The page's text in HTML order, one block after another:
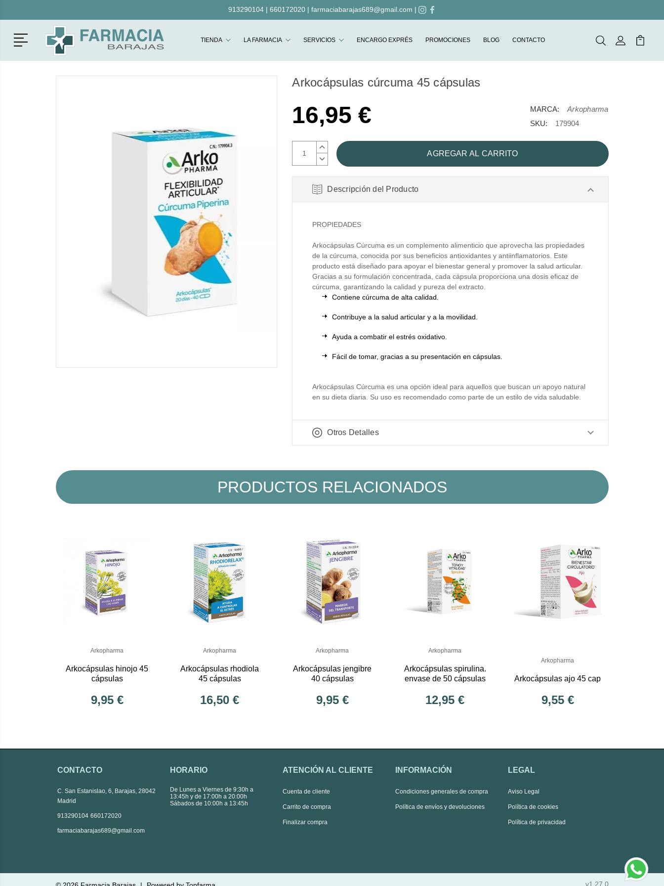
913290104| 660172020| farmaciabarajas689@gmail.com |
Menú TIENDA LA FARMACIA SERVICIOS ENCARGO EXPRÉS PROMOCIONES BLOG CONTACTO BuscarMi Cuenta
Mi
Arkocápsulas cúrcuma 45 cápsulas
16,95 €
AUMENTAR
CANTIDAD:
DISMINUIR
CANTIDAD:
MARCA:
Arkopharma
SKU:
179904
Descripción del Producto
PROPIEDADES
Arkocápsulas Cúrcuma es un complemento alimenticio que aprovecha las propiedades
de la cúrcuma, conocida por sus beneficios antioxidantes y antiinflamatorios. Este
producto está diseñado para apoyar el bienestar general y promover la salud articular.
Gracias a su formulación concentrada, cada cápsula proporciona una dosis eficaz de
cúrcuma, garantizando la calidad y pureza del extracto.
Contiene cúrcuma de alta calidad.
Contribuye a la salud articular y a la movilidad.
Ayuda a combatir el estrés oxidativo.
Fácil de tomar, gracias a su presentación en cápsulas.
Arkocápsulas Cúrcuma es una opción ideal para aquellos que buscan un apoyo natural
en su dieta diaria. Su uso es recomendado como parte de un estilo de vida saludable.
Otros Detalles
PRODUCTOS RELACIONADOS
Arkopharma
Arkocápsulas hinojo 45
cápsulas
9,95 €
Arkopharma
Arkocápsulas rhodiola
45 cápsulas
16,50 €
Arkopharma
Arkocápsulas jengibre
40 cápsulas
9,95 €
Arkopharma
Arkocápsulas spirulina.
envase de 50 cápsulas
12,95 €
Arkopharma
Arkocápsulas ajo 45 cap
9,55 €
CONTACTO
C. San Estanislao, 6, Barajas, 28042
Madrid
913290104 660172020
farmaciabarajas689@gmail.com
HORARIO
De Lunes a Viernes de 9:30h a
13:45h y de 17:00h a 20:00h
Sábados de 10:00h a 13:45h
ATENCIÓN AL CLIENTE
Cuenta de cliente
Carrito de compra
Finalizar compra
INFORMACIÓN
Condiciones generales de compra
Política de envíos y devoluciones
LEGAL
Aviso Legal
Política de cookies
Política de privacidad
v1.27.0